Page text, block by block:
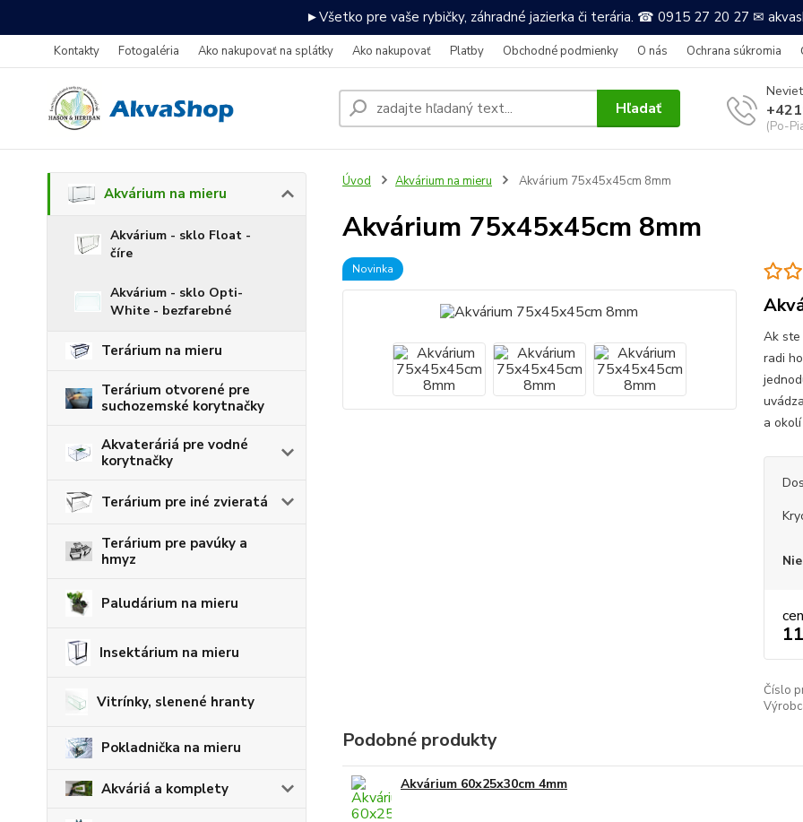
►Všetko pre vaše rybičky, záhradné jazierka či terária. ☎ 0915 27 20 27 ✉
Kontakty Fotogaléria Ako nakupovať na splátky Ako nakupovať Platby Obchodné podmienky O nás Ochrana súkromia
Hľadať
(Po-
Akvárium na mieru
Akvárium - sklo Float -
číre
Akvárium - sklo Opti-
White - bezfarebné
Terárium na mieru
Terárium otvorené pre
suchozemské korytnačky
Akvateráriá pre vodné
korytnačky
Terárium pre iné zvieratá
Terárium pre pavúky a
hmyz
Paludárium na mieru
Insektárium na mieru
Vitrínky, slenené hranty
Pokladnička na mieru
Akváriá a komplety
Úvod Akvárium na mieru Akvárium 75x45x45cm 8mm
Akvárium 75x45x45cm 8mm
Novinka
Ak ste
radi
a
Číslo
Podobné produkty
Akvárium 60x25x30cm 4mm